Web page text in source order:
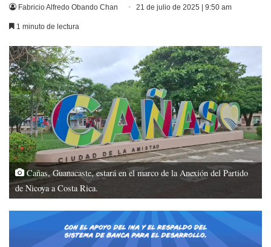
Fabricio Alfredo Obando Chan 21 de julio de 2025 | 9:50 am
1 minuto de lectura
Cañas, Guanacaste, estará en el marco de la Anexión del Partido
de Nicoya a Costa Rica.